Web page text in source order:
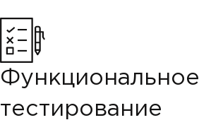
Функциональное
тестирование